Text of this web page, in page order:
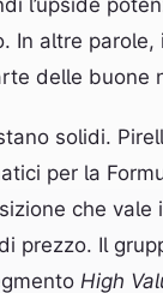
l’upside
In altre parole,
delle buone
solidi.
per la
che vale
prezzo. Il
High